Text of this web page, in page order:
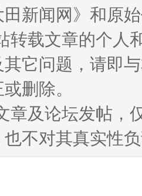
新闻网》和原
转载文章的个人
它问题，请即
删除。
章及论坛发帖，
不对其真实性